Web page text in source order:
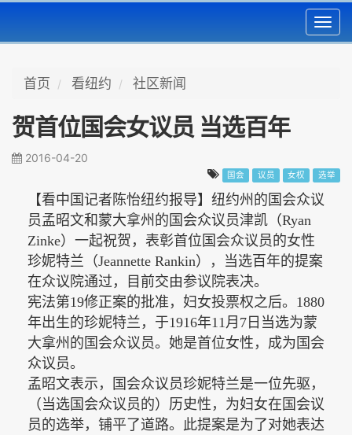
首页 看纽约 社区新闻
贺首位国会女议员 当选百年
2016-04-20
国会 议员 女权 选举
【看中国记者陈怡纽约报导】 纽约州的国会众议
员孟昭文和 蒙大拿州的 国会众议员津凯（Ryan
Zinke）一起祝贺，表彰首位国会众议员的女性
珍妮特兰 （Jeannette Rankin），当选百年的提案
在众议院通过，目前交由参议院表决。
宪法第19修正案的批准，妇女投票权之后。 1880
年出生的珍妮特兰，于1916年11月 7 日当选为蒙
大拿州的国会众议员。她是首位女性，成为国会
众议员。
孟昭文表示，国会众议员珍妮特兰是一位先驱，
（当选国会众议员的）历史性，为妇女在国会议
员的选举，铺平了道路。此提案是为了对她表达